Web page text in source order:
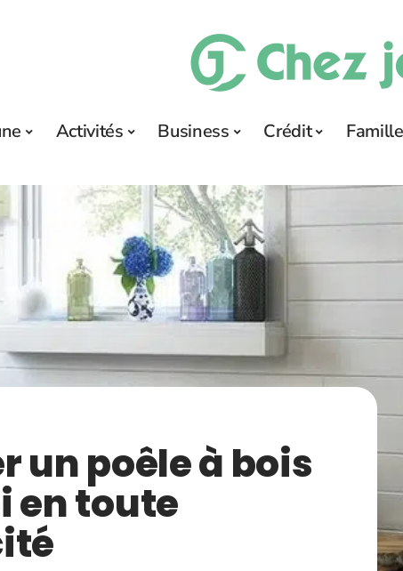
Activités Business Crédit Famille
un poêle à bois
en toute